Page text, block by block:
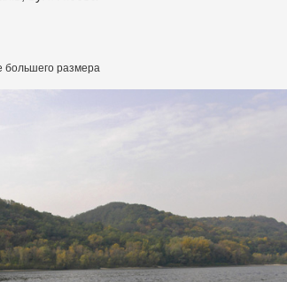
большего размера